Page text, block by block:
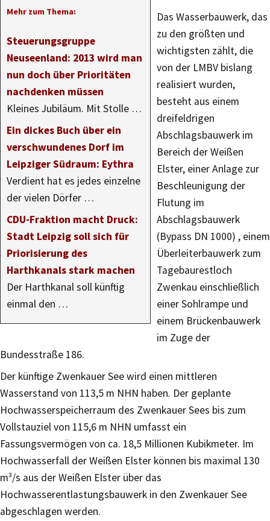
Mehr zum Thema:
Steuerungsgruppe
Neuseenland: 2013 wird man
nun doch über Prioritäten
nachdenken müssen
Kleines Jubiläum. Mit Stolle …
Ein dickes Buch über ein
verschwundenes Dorf im
Leipziger Südraum: Eythra
Verdient hat es jedes einzelne
der vielen Dörfer …
CDU-Fraktion macht Druck:
Stadt Leipzig soll sich für
Priorisierung des
Harthkanals stark machen
Der Harthkanal soll künftig
einmal den …
Das Wasserbauwerk, das
zu den größten und
wichtigsten zählt, die
von der LMBV bislang
realisiert wurden,
besteht aus einem
dreifeldrigen
Abschlagsbauwerk im
Bereich der Weißen
Elster, einer Anlage zur
Beschleunigung der
Flutung im
Abschlagsbauwerk
(Bypass DN 1000) , einem
Überleiterbauwerk zum
Tagebaurestloch
Zwenkau einschließlich
einer Sohlrampe und
einem Brückenbauwerk
im Zuge der
Bundesstraße 186.
Der künftige Zwenkauer See wird einen mittleren
Wasserstand von 113,5 m NHN haben. Der geplante
Hochwasserspeicherraum des Zwenkauer Sees bis zum
Vollstauziel von 115,6 m NHN umfasst ein
Fassungsvermögen von ca. 18,5 Millionen Kubikmeter. Im
Hochwasserfall der Weißen Elster können bis maximal 130
m³/s aus der Weißen Elster über das
Hochwasserentlastungsbauwerk in den Zwenkauer See
abgeschlagen werden.